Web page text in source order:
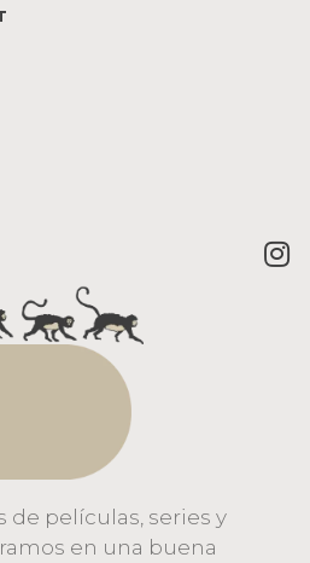
de películas, series y
en una buena
ahora